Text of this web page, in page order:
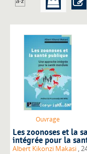
Ouvrage
Les zoonoses et la
intégrée pour la
Albert Kikonzi Makasi ,